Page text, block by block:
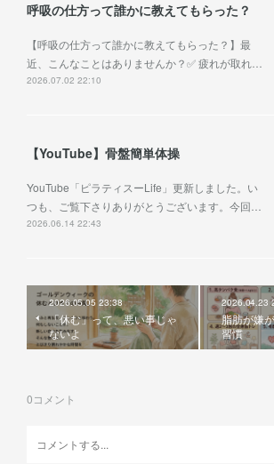
呼吸の仕方って誰かに教えてもらった？
【呼吸の仕方って誰かに教えてもらった？】最
近、こんなことはありませんか？✅ 疲れが取れ…
2026.07.02 22:10
【YouTube】骨盤簡単体操
YouTube「ピラティスーLife」更新しました。い
つも、ご覧下さりありがとうございます。今回…
2026.06.14 22:43
2026.05.05 23:38
「休む」って、悪い事じゃ
ないよ
2026.04.23
脂肪が嫌
習慣
0コメント